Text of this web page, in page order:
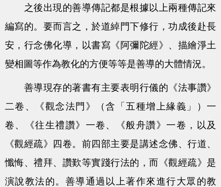
之後出現的善導傳記都是根據以上兩種傳記來
編寫的。要而言之，於道綽門下修行，功成後赴長
安，行念佛化導，以書寫《阿彌陀經》、描繪淨土
變相圖等作為教化的方便等等是善導的大體情況。
善導現存的著書有主要表明行儀的《法事讚》
二卷、《觀念法門》（含「五種增上緣義」）一
卷、《往生禮讚》一卷、《般舟讚》一卷，以及
《觀經疏》四卷。前四部主要是講述念佛、行道、
懺悔、禮拜、讚歎等實踐行法的，而《觀經疏》是
演說教法的。善導通過以上著作來進行大眾的教